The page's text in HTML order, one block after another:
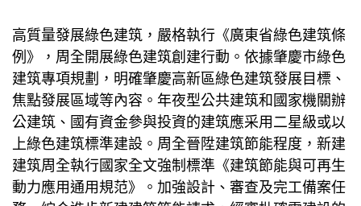
高質量發展綠色建筑，嚴格執行《廣東省綠色建筑條
例》，周全開展綠色建筑創建行動。依據肇慶市綠色
建筑專項規劃，明確肇慶高新區綠色建筑發展目標、
焦點發展區域等內容。年夜型公共建筑和國家機關辦
公建筑、國有資金參與投資的建筑應采用二星級或以
上綠色建筑標準建設。周全晉陞建筑節能程度，新建
建筑周全執行國家全文強制標準《建筑節能與可再生
動力應用通用規范》。加強設計、審查及完工備案任